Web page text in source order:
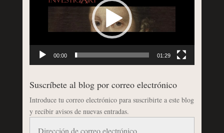
00:00 01:29
Suscríbete al blog por correo electrónico
Introduce tu correo electrónico para suscribirte a este blog
y recibir avisos de nuevas entradas.